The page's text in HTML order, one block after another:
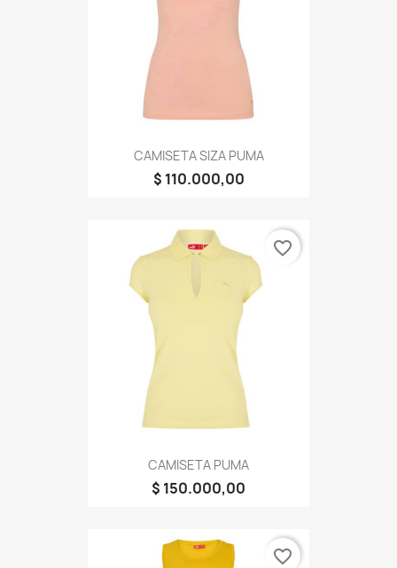
CAMISETA SIZA PUMA
$ 110.000,00
CAMISETA PUMA
$ 150.000,00
favorite_border
favorite_border